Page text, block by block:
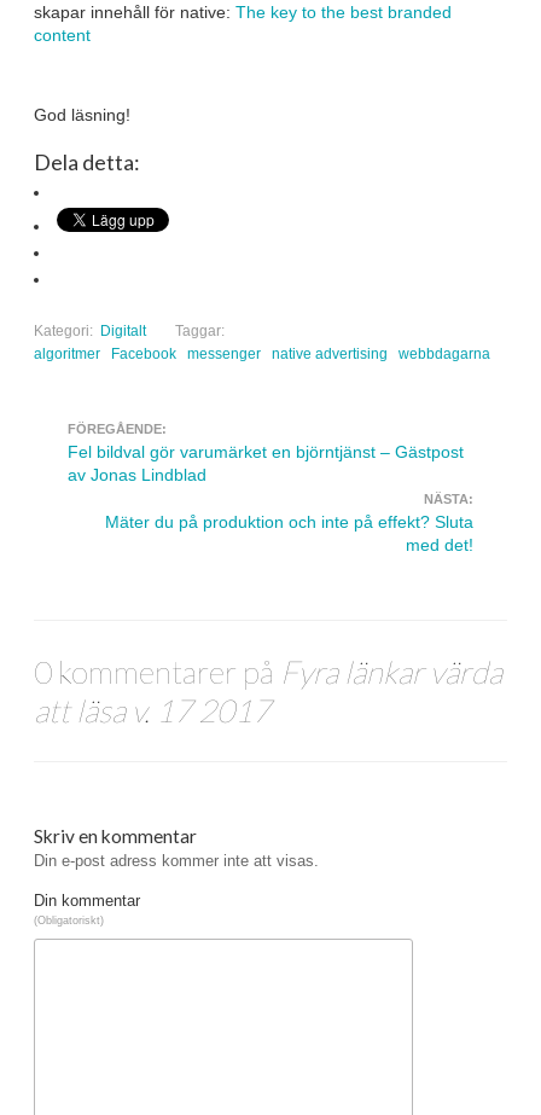
skapar innehåll för native: The key to the best branded
content
God läsning!
Dela detta:
Kategori: Digitalt
Taggar:
algoritmer
Facebook messenger native advertising webbdagarna
Navigera inlägg
FÖREGÅENDE:
Fel bildval gör varumärket en björntjänst – Gästpost
av Jonas Lindblad
NÄSTA:
Mäter du på produktion och inte på effekt? Sluta
med det!
0 kommentarer på Fyra länkar värda
att läsa v. 17 2017
Skriv en kommentar
Din e-post adress kommer inte att visas.
Din kommentar
(Obligatoriskt)